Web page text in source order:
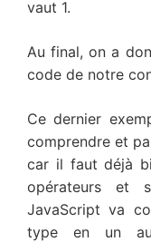
vaut 1.
Au final, on a
code de notre
Ce dernier
comprendre et
car il faut déjà
opérateurs et
JavaScript va
type en un